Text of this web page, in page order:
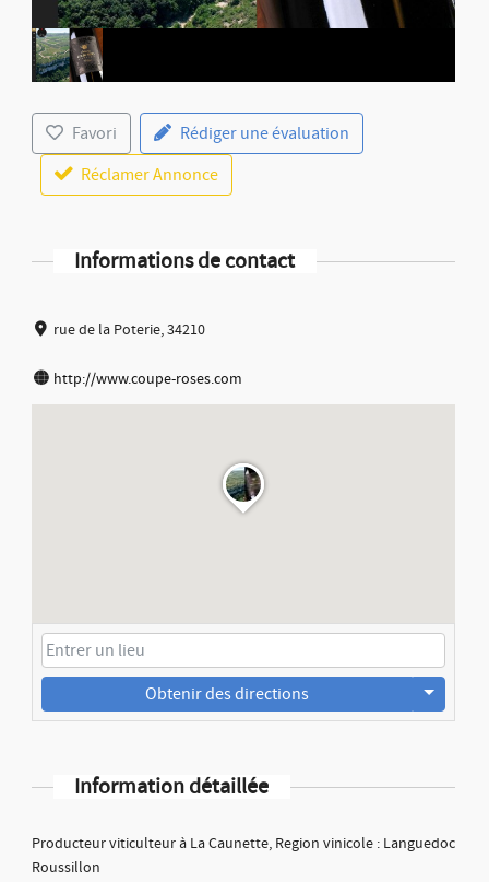
Favori
Rédiger une évaluation
Réclamer Annonce
Informations de contact
rue de la Poterie, 34210
http://www.coupe-roses.com
Obtenir des directions
Information détaillée
Producteur viticulteur à La Caunette, Region vinicole : Languedoc
Roussillon